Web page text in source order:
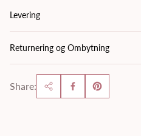
Levering
Returnering og Ombytning
Share: